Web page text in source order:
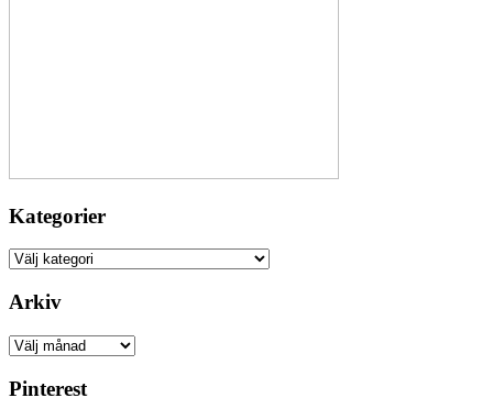
Kategorier
Kategorier
Arkiv
Arkiv
Pinterest